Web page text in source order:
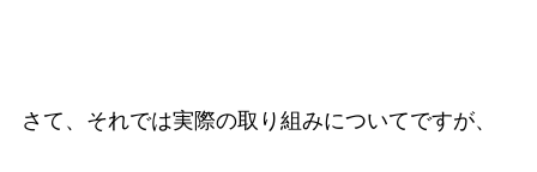
さて、それでは実際の取り組みについてですが、